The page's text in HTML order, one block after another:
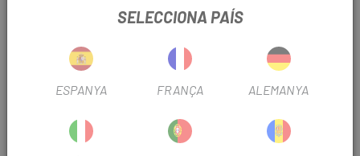
et presenta el nucli urbà Giro Cormick, un casc
SELECCIONA PAÍS
ESPANYA FRANÇA ALEMANYA